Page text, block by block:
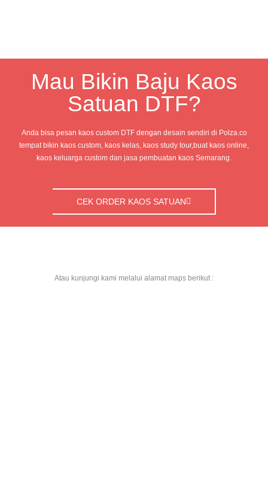
Mau Bikin Baju Kaos
Satuan DTF?
Anda bisa pesan kaos custom DTF dengan desain sendiri di Polza.co
tempat bikin kaos custom, kaos kelas, kaos study tour,buat kaos online,
kaos keluarga custom dan jasa pembuatan kaos Semarang.
CEK ORDER KAOS SATUAN
Atau kunjungi kami melalui alamat maps berikut :